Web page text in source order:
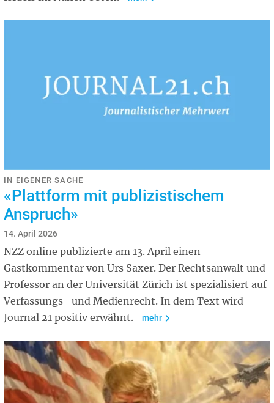
IN EIGENER SACHE
«Plattform mit publizistischem
Anspruch»
14. April 2026
NZZ online publizierte am 13. April einen
Gastkommentar von Urs Saxer. Der Rechtsanwalt und
Professor an der Universität Zürich ist spezialisiert auf
Verfassungs- und Medienrecht. In dem Text wird
Journal 21 positiv erwähnt.
mehr